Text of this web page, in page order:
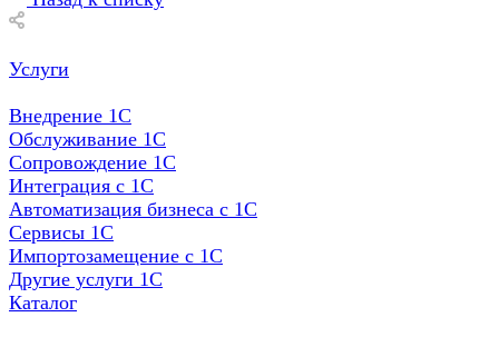
Услуги
Внедрение 1С
Обслуживание 1С
Сопровождение 1С
Интеграция с 1С
Автоматизация бизнеса с 1С
Сервисы 1С
Импортозамещение с 1С
Другие услуги 1С
Каталог